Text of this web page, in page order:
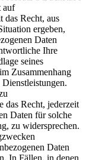
auf
das Recht, aus
ergeben,
Daten
Ihre
seines
Zusammenhang
das Recht, jederzeit
Daten für solche
zu widersprechen.
Daten
In Fällen, in denen